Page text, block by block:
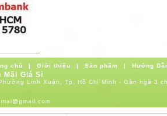
chủ | Giới thiệu | Sản phẩm | Hướng
Mãi Giá Sỉ
Linh Xuân, Tp. Hồ Chí Minh - Gần ngã 3